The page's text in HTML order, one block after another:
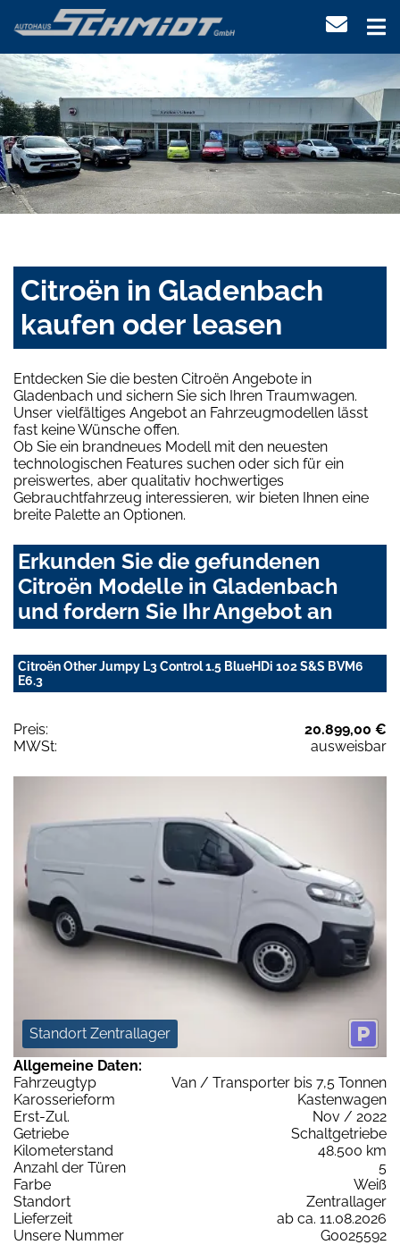
Citroën in Gladenbach
kaufen oder leasen
Entdecken Sie die besten Citroën Angebote in
Gladenbach und sichern Sie sich Ihren Traumwagen.
Unser vielfältiges Angebot an Fahrzeugmodellen lässt
fast keine Wünsche offen.
Ob Sie ein brandneues Modell mit den neuesten
technologischen Features suchen oder sich für ein
preiswertes, aber qualitativ hochwertiges
Gebrauchtfahrzeug interessieren, wir bieten Ihnen eine
breite Palette an Optionen.
Erkunden Sie die gefundenen
Citroën Modelle in Gladenbach
und fordern Sie Ihr Angebot an
Citroën Other Jumpy L3 Control 1.5 BlueHDi 102 S&S BVM6
E6.3
Preis:
20.899,00 €
MWSt:
ausweisbar
Standort Zentrallager
Allgemeine Daten:
Fahrzeugtyp
Van / Transporter bis 7,5 Tonnen
Karosserieform
Kastenwagen
Erst-Zul.
Nov / 2022
Getriebe
Schaltgetriebe
Kilometerstand
48.500 km
Anzahl der Türen
5
Farbe
Weiß
Standort
Zentrallager
Lieferzeit
ab ca. 11.08.2026
Unsere Nummer
G0025592